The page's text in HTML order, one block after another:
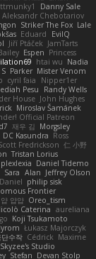
Danny Sale
Aleksandr Chebotariov
Striker The Fox Lale
Eduard
EvilQ
Jiří Ptáček JamTarts
Espen Princess
htai wu Nadia
Parker Mister Venom
cyril faia
Nipper1er
Pesu
Randy Wells
House John Hughes
Miroslav Šamánek
Official Patreon
재우 김 Morgsley
DC Kasundra Ross
Fredrickson 仁 小野
Tristan Lorius
plexlexia Daniel Tidemo
Sara Alan Jeffrey Olson
philip sisk
Frontier
얍 얍얍 Oreo_tism
Caterina aureliana
Koji Tsukamoto
Łukasz Majorczyk
단수작 Cédrick Maxime
Skyzee's Studio
Stefan Devan Stolp